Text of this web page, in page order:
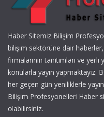
Haber Sitemiz Bilişim
bilişim sektörüne dair
firmalarının tanıtımları ve yerli
konularla yayın yapmaktayız.
her geçen gün yeniliklerle
Bilişim Profesyonelleri Haber
olabilirsiniz.